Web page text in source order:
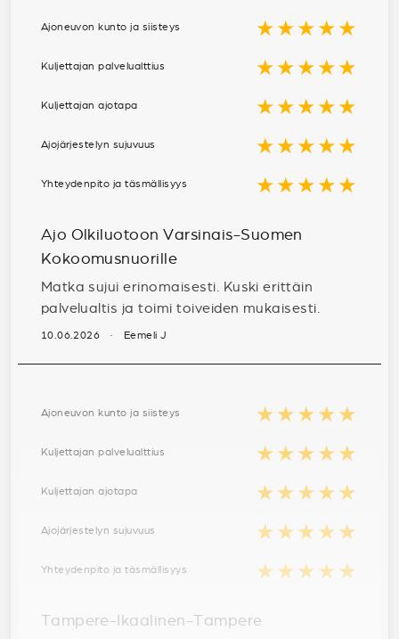
Ajoneuvon kunto ja siisteys ★★★★★
Kuljettajan palvelualttius ★★★★★
Kuljettajan ajotapa ★★★★★
Ajojärjestelyn sujuvuus ★★★★★
Yhteydenpito ja täsmällisyys ★★★★★
Ajo Olkiluotoon Varsinais-Suomen
Kokoomusnuorille
Matka sujui erinomaisesti. Kuski erittäin
palvelualtis ja toimi toiveiden mukaisesti.
10.06.2026 · Eemeli J
Ajoneuvon kunto ja siisteys ★★★★★
Kuljettajan palvelualttius ★★★★★
Kuljettajan ajotapa ★★★★★
Ajojärjestelyn sujuvuus ★★★★★
Yhteydenpito ja täsmällisyys ★★★★★
Tampere-Ikaalinen-Tampere